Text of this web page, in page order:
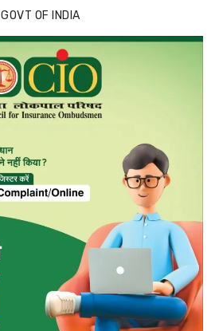
GOVT OF INDIA